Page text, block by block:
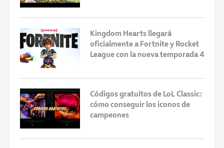
Kingdom Hearts llegará
oficialmente a Fortnite y Rocket
League con la nueva temporada 4
Códigos gratuitos de LoL Classic:
cómo conseguir los iconos de
campeones